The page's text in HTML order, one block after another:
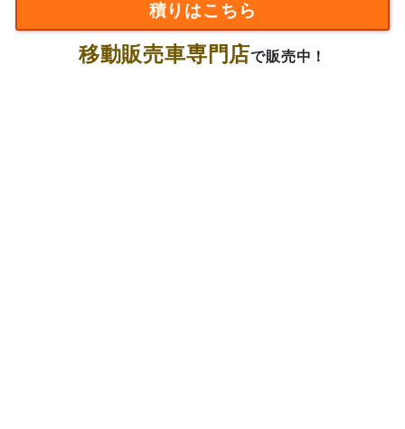
フジカーズジャパン 茨城中央
移動販売車専門店で販売中！
積りはこちら